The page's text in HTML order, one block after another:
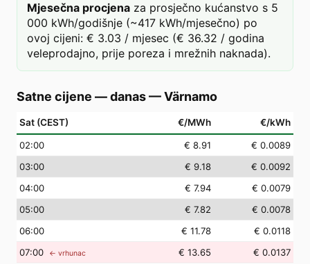
Mjesečna procjena za prosječno kućanstvo s 5
000 kWh/godišnje (~417 kWh/mjesečno) po
ovoj cijeni: € 3.03 / mjesec (€ 36.32 / godina
veleprodajno, prije poreza i mrežnih naknada).
Satne cijene — danas—Värnamo
Sat (CEST) €/MWh €/kWh
02:00 € 8.91
€ 0.0089
03:00 € 9.18
€ 0.0092
04:00 € 7.94
€ 0.0079
05:00 € 7.82
€ 0.0078
06:00 € 11.78
€ 0.0118
07:00 ← vrhunac € 13.65
€ 0.0137